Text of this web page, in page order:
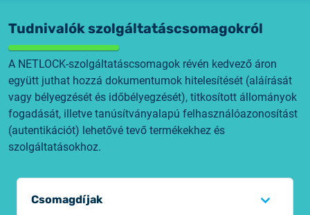
Tudnivalók szolgáltatáscsomagokról
A NETLOCK-szolgáltatáscsomagok révén kedvező áron
együtt juthat hozzá dokumentumok hitelesítését (aláírását
vagy bélyegzését és időbélyegzését), titkosított állományok
fogadását, illetve tanúsítványalapú felhasználóazonosítást
(autentikációt) lehetővé tevő termékekhez és
szolgáltatásokhoz.
Csomagdíjak